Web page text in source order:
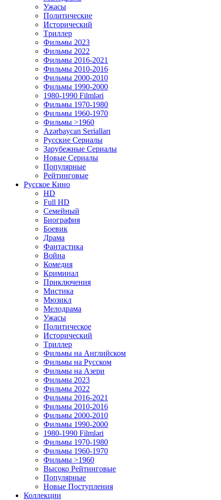
Ужасы
Политические
Исторический
Tриллер
Фильмы 2023
Фильмы 2022
Фильмы 2016-2021
Фильмы 2010-2016
Фильмы 2000-2010
Фильмы 1990-2000
1980-1990 Filmləri
Фильмы 1970-1980
Фильмы 1960-1970
Фильмы >1960
Azərbaycan Serialları
Русские Сериалы
Зарубежные Сериалы
Новые Сериалы
Популярные
Рейтинговые
Русское Кино
HD
Full HD
Семейный
Биография
Боевик
Драма
Фантастика
Война
Комедия
Криминал
Приключения
Мистика
Мюзикл
Мелодрама
Ужасы
Политическое
Исторический
Tриллер
Фильмы на Английском
Фильмы на Русском
Фильмы на Азери
Фильмы 2023
Фильмы 2022
Фильмы 2016-2021
Фильмы 2010-2016
Фильмы 2000-2010
Фильмы 1990-2000
1980-1990 Filmləri
Фильмы 1970-1980
Фильмы 1960-1970
Фильмы >1960
Высоко Рейтинговые
Популярные
Новые Поступления
Коллекции